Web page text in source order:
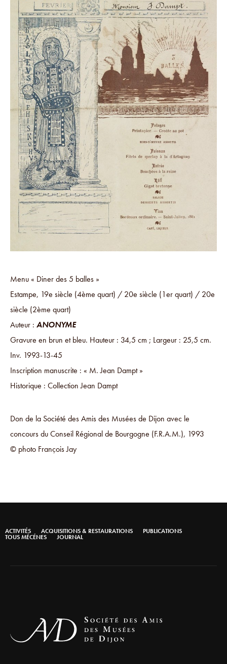
Menu « Diner des 5 balles »
Estampe, 19e siècle (4ème quart) / 20e siècle (1er quart) / 20e
siècle (2ème quart)
Auteur : ANONYME
Gravure en brun et bleu. Hauteur : 34,5 cm ; Largeur : 25,5 cm.
Inv. 1993-13-45
Inscription manuscrite : « M. Jean Dampt »
Historique : Collection Jean Dampt
Don de la Société des Amis des Musées de Dijon avec le
concours du Conseil Régional de Bourgogne (F.R.A.M.), 1993
© photo François Jay
ACTIVITÉS ACQUISITIONS & RESTAURATIONS PUBLICATIONS
TOUS MÉCÉNES JOURNAL